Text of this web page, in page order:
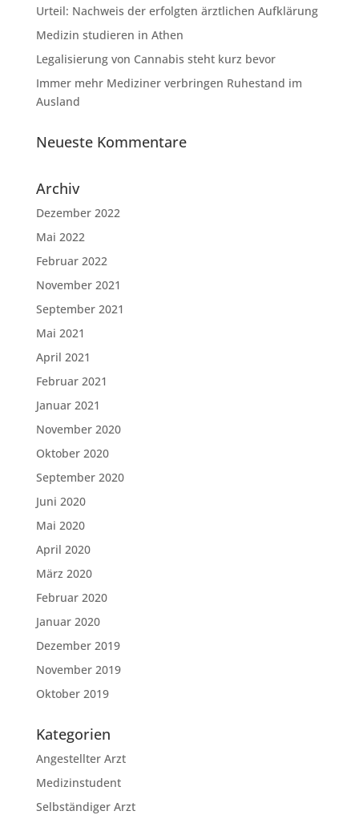
Urteil: Nachweis der erfolgten ärztlichen Aufklärung
Medizin studieren in Athen
Legalisierung von Cannabis steht kurz bevor
Immer mehr Mediziner verbringen Ruhestand im
Ausland
Neueste Kommentare
Archiv
Dezember 2022
Mai 2022
Februar 2022
November 2021
September 2021
Mai 2021
April 2021
Februar 2021
Januar 2021
November 2020
Oktober 2020
September 2020
Juni 2020
Mai 2020
April 2020
März 2020
Februar 2020
Januar 2020
Dezember 2019
November 2019
Oktober 2019
Kategorien
Angestellter Arzt
Medizinstudent
Selbständiger Arzt